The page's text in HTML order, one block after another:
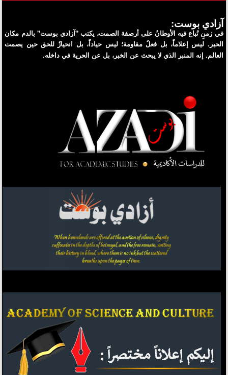
آزادي بوست:
في زمنٍ تُباع فيه الأوطانُ على أرصفة الصمت، يكتب "آزادي بوست" بالدم مكان
الحبر. ليس إعلاماً، بل فعلُ مقاومة؛ ليس حياداً، بل انحيازٌ للحق حين يصمت
العالم. إنه المنبر الذي لا يبحث عن الخبر، بل عن الحرية في داخله.